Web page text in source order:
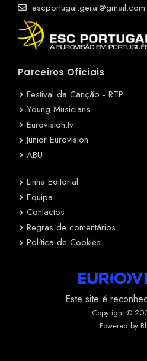
escportugal.geral@gmail.com
Parceiros Oficiais
Festival da Canção - RTP
Young Musicians
Eurovision.tv
Junior Eurovision
ABU
Linha Editorial
Equipa
Contactos
Regras de comentários
Política de Cookies
Este site é
Copyright ©
Powered by